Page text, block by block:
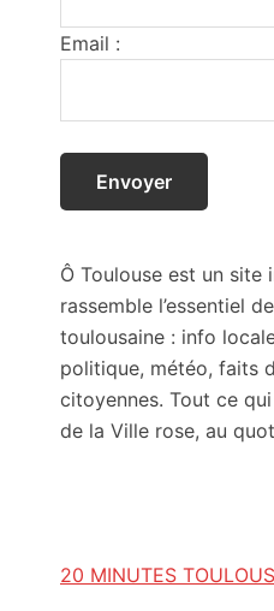
Email :
Ô Toulouse est un site
rassemble l’essentiel
toulousaine : info
politique, météo, faits
citoyennes. Tout ce
de la Ville rose, au
20 MINUTES